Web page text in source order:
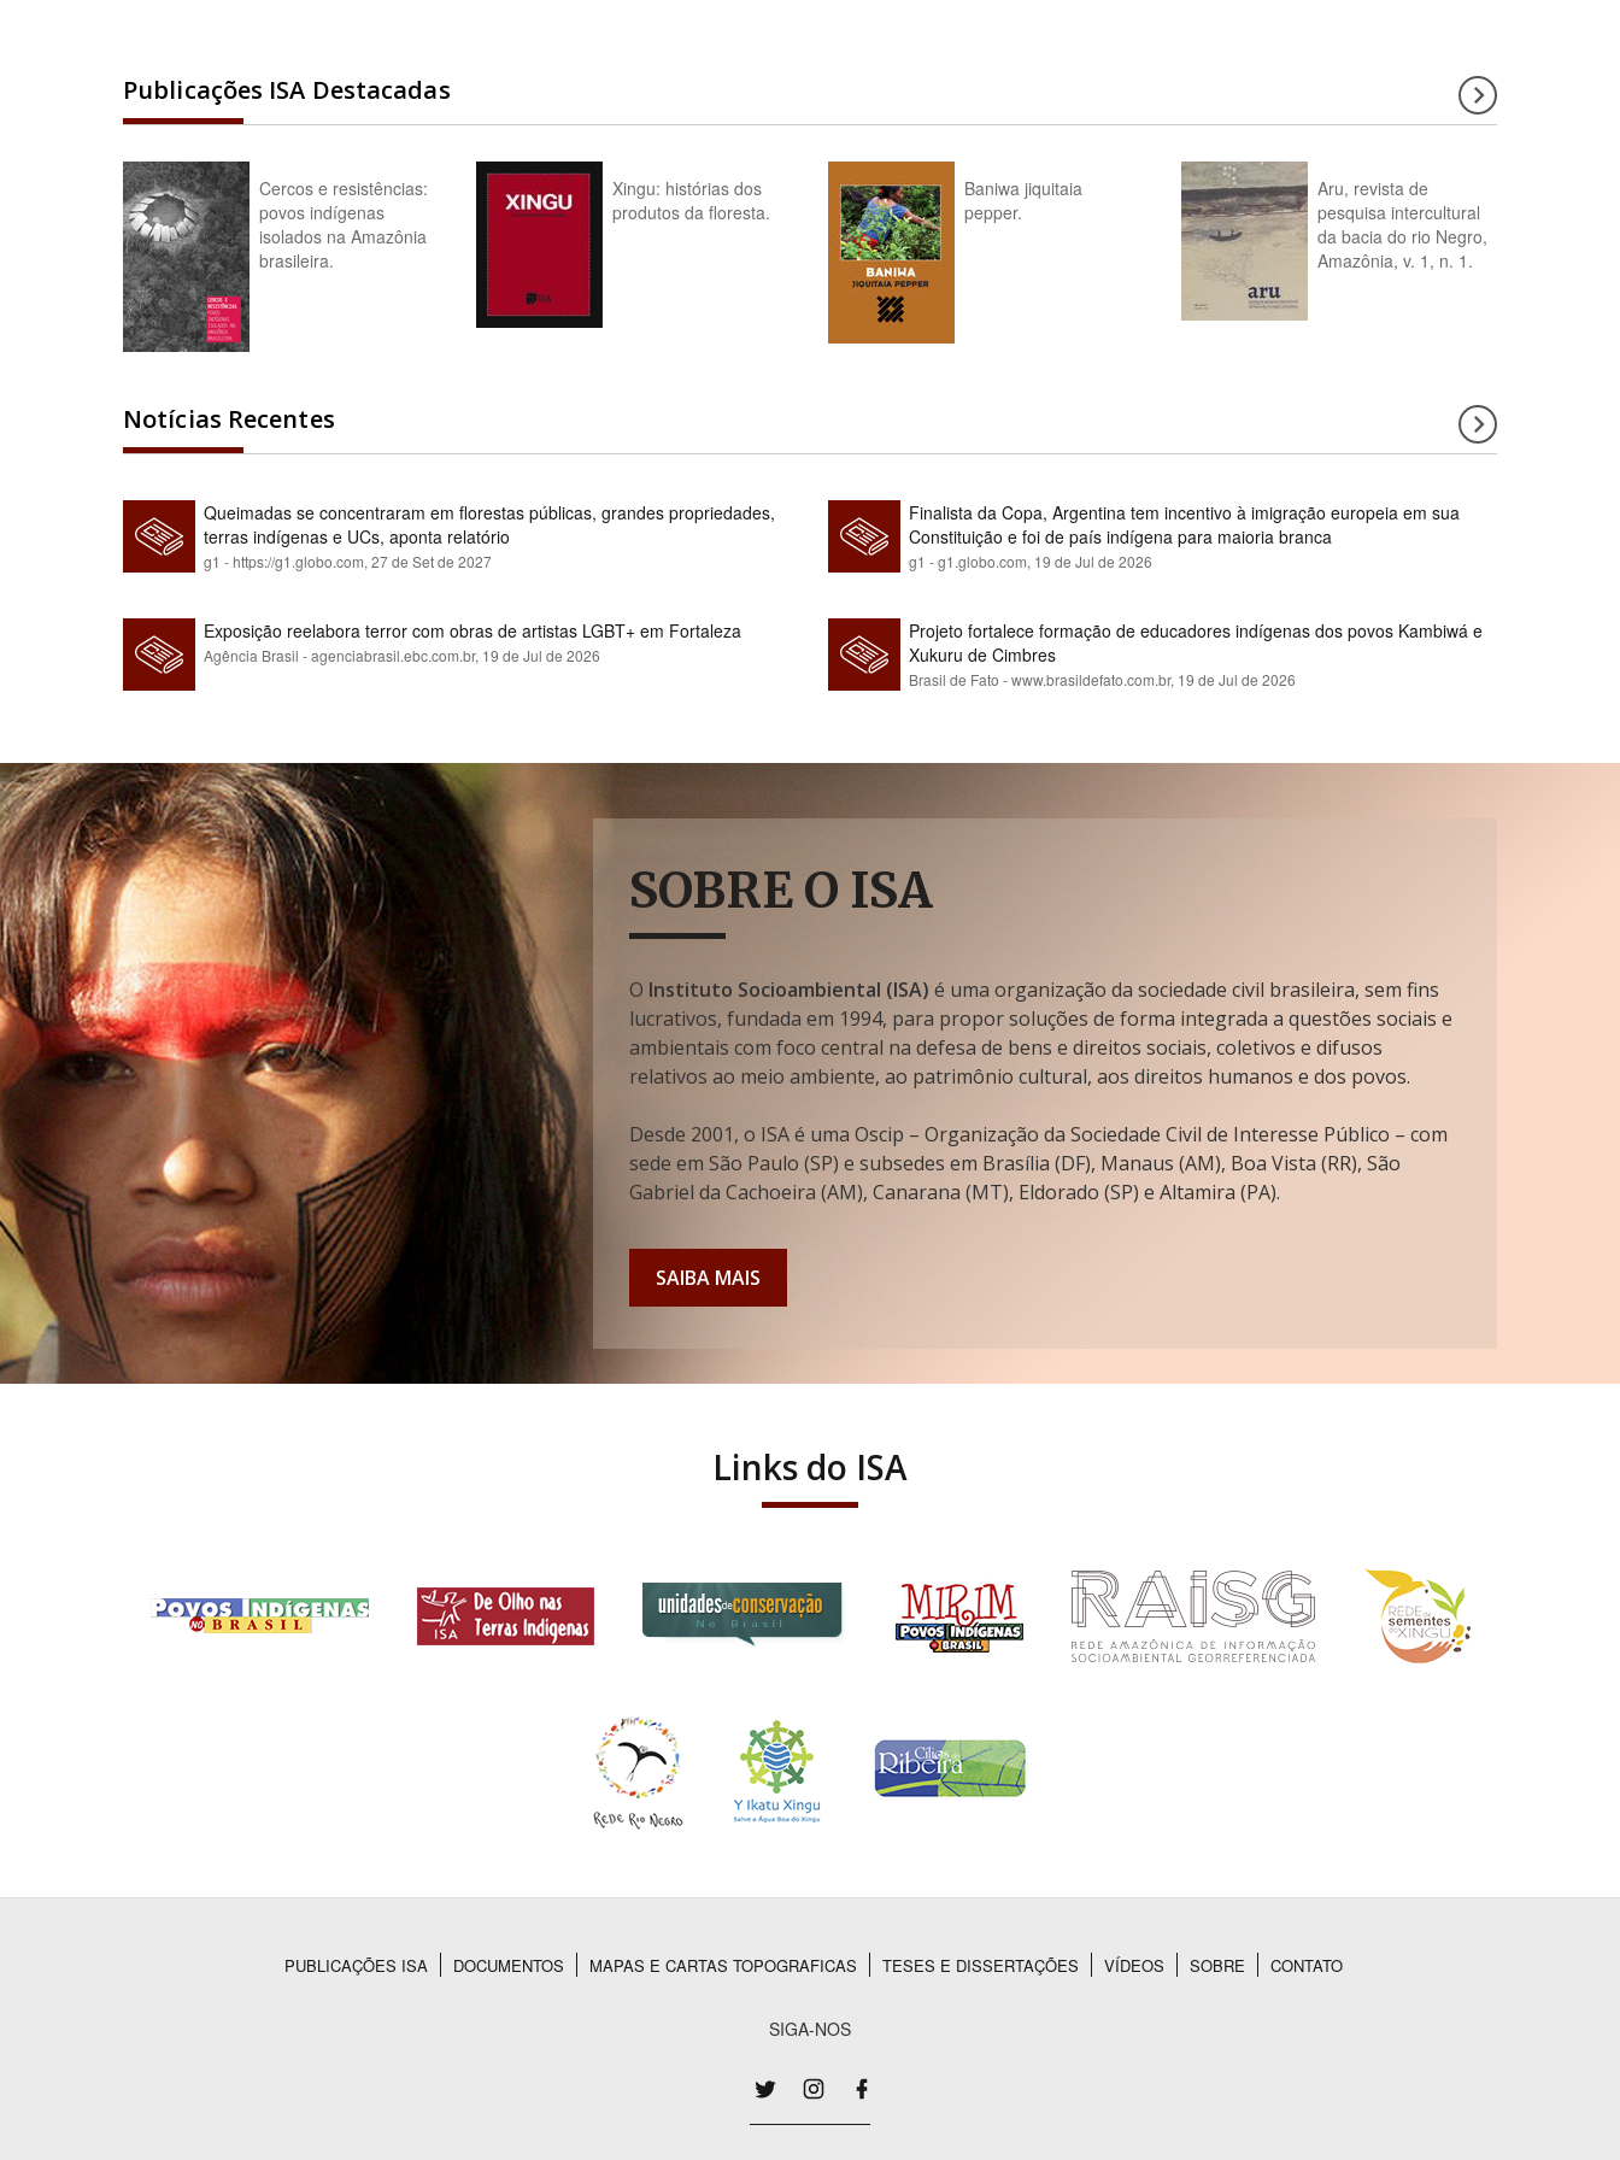
Publicações ISA Destacadas
Cercos e resistências:
povos indígenas
isolados na Amazônia
brasileira.
Xingu: histórias dos
produtos da floresta.
Baniwa jiquitaia
pepper.
Aru, revista de
pesquisa intercultural
da bacia do rio Negro,
Amazônia, v. 1, n. 1.
Notícias Recentes
Queimadas se concentraram em florestas públicas, grandes propriedades,
terras indígenas e UCs, aponta relatório
g1 - https://g1.globo.com, 27 de Set de 2027
Finalista da Copa, Argentina tem incentivo à imigração europeia em sua
Constituição e foi de país indígena para maioria branca
g1 - g1.globo.com, 19 de Jul de 2026
Exposição reelabora terror com obras de artistas LGBT+ em Fortaleza
Agência Brasil - agenciabrasil.ebc.com.br, 19 de Jul de 2026
Projeto fortalece formação de educadores indígenas dos povos Kambiwá e
Xukuru de Cimbres
Brasil de Fato - www.brasildefato.com.br, 19 de Jul de 2026
SOBRE O ISA
O Instituto Socioambiental (ISA) é uma organização da sociedade civil brasileira, sem fins
lucrativos, fundada em 1994, para propor soluções de forma integrada a questões sociais e
ambientais com foco central na defesa de bens e direitos sociais, coletivos e difusos
relativos ao meio ambiente, ao patrimônio cultural, aos direitos humanos e dos povos.
Desde 2001, o ISA é uma Oscip – Organização da Sociedade Civil de Interesse Público – com
sede em São Paulo (SP) e subsedes em Brasília (DF), Manaus (AM), Boa Vista (RR), São
Gabriel da Cachoeira (AM), Canarana (MT), Eldorado (SP) e Altamira (PA).
SAIBA MAIS
Links do ISA
PUBLICAÇÕES ISA DOCUMENTOS MAPAS E CARTAS TOPOGRAFICAS TESES E DISSERTAÇÕES VÍDEOS SOBRE CONTATO
SIGA-NOS